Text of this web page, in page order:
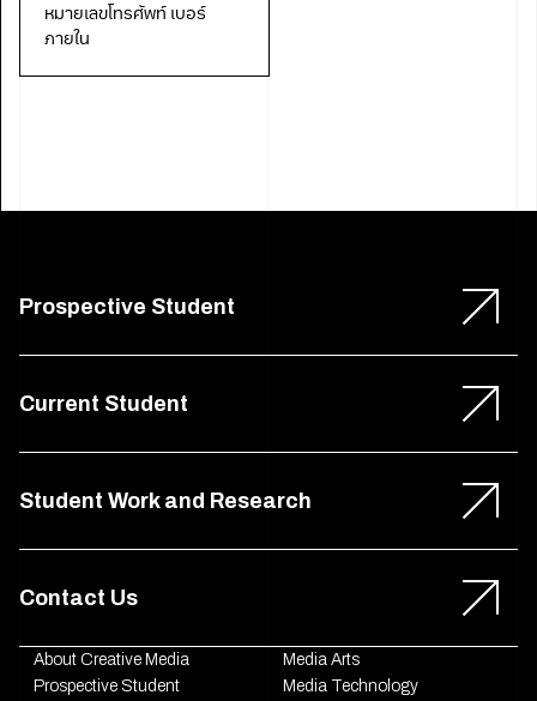
หมายเลขโทรศัพท์ เบอร์
ภายใน
Prospective Student
Current Student
Student Work and Research
Contact Us
About Creative Media
Prospective Student
Media Arts
Media Technology